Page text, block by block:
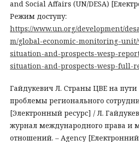
and Social Affairs (UN/DESA)
Режим доступу:
https://www.un.org/development/
m/global-economic-monitoring-
situation-and-prospects-wesp-
situation-and-prospects-wesp-full-
Гайдукевич Л. Страны ЦВЕ на пути
проблемы регионального
[Электронный ресурс] / Л.
журнал международного права и
отношений. – Agency